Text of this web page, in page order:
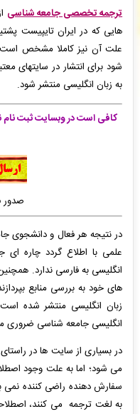
فرشاد لهراسبی: فاکتور نهایی برای
سفارش خود اقدام نمایید. -( یکشنبه ۰۵/۰۵/۱۸ ۱۳:۴۰:۲۱)
فرشاد لهراسبی : فاکتور نهایی برای
سفارش خود اقدام نمایید. -( یکشنبه ۰۵/۰۵/۱۸ ۱۳:۳۹:۵۹)
مهدی علی عسگری : پیش فاکتور شما
در حال انجام است. -
( یکشنبه ۰۵/۰۵/۱۸ ۱۳:۳۹:۴۰)
ترجمه تخصصی جامعه شناسی
هایی که در ایران تایپیست
علت آن نیز کاملا مشخص
شود برای انتشار در سایتهای
به زبان انگلیسی منتشر شود.
کافی است در وبسایت ثبت
صدور
در نتیجه هر فعال و دانشجوی
علمی با اطلاع گردد چاره ای
انگلیسی به فارسی ندارد.
های خود به بررسی منابع
زبان انگلیسی منتشر شده
انگلیسی جامعه شناسی ضروری
در بسیاری از سایت ها در راستای
می شود؛ اما به علت وجود
سفارش دهنده راضی کننده نمی
به لغت ترجمه می کنند،